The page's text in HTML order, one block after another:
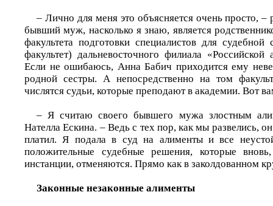
– Лично для меня это объясняется очень просто,
бывший муж, насколько я знаю, является
факультета подготовки специалистов для
факультет) дальневосточного филиала «Российской
Если не ошибаюсь, Анна Бабич приходится ему
родной сестры. А непосредственно на том
числятся судьи, которые преподают в академии. Вот
– Я считаю своего бывшего мужа злостным
Нателла Ескина. – Ведь с тех пор, как мы развелись,
платил. Я подала в суд на алименты и все
положительные судебные решения, которые
инстанции, отменяются. Прямо как в заколдованном
Законные незаконные алименты